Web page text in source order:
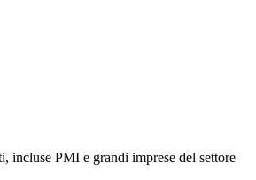
incluse PMI e grandi imprese del settore